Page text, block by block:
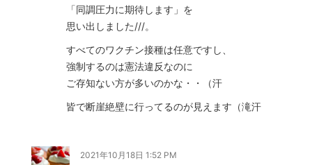
「同調圧力に期待します」を
思い出しました///。
すべてのワクチン接種は任意ですし、
強制するのは憲法違反なのに
ご存知ない方が多いのかな・・（汗
皆で断崖絶壁に行ってるのが見えます（滝汗
2021年10月18日 1:52 PM